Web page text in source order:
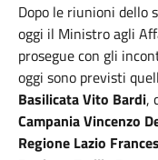
Dopo le riunioni dello
oggi il Ministro agli
prosegue con gli
oggi sono previsti
Basilicata Vito Bardi,
Campania Vincenzo
Regione Lazio